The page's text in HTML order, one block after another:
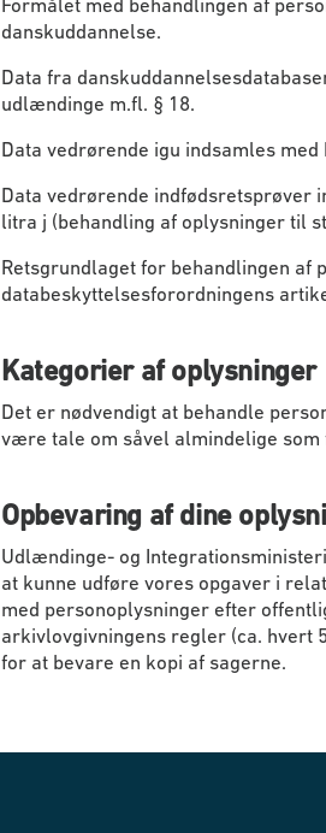
Formålet med behandlingen af
danskuddannelse.
Data fra
udlændinge m.fl. § 18.
Data vedrørende igu indsamles
Data vedrørende indfødsretsprøver
litra j (behandling af oplysninger til
Retsgrundlaget for behandlingen af
databeskyttelsesforordningens
Kategorier af oplysninger
Det er nødvendigt at behandle
være tale om såvel almindelige
Opbevaring af dine
Udlændinge- og
at kunne udføre vores opgaver i
med personoplysninger efter
arkivlovgivningens regler (ca. hvert
for at bevare en kopi af sagerne.